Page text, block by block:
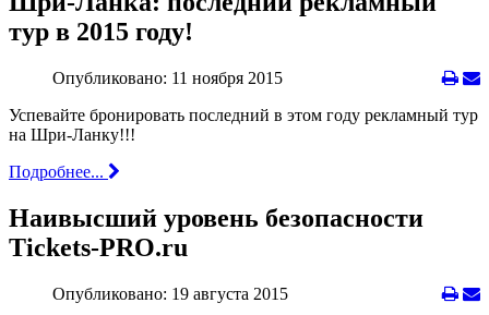
тур в 2015 году!
Опубликовано: 11 ноября 2015
Успевайте бронировать последний в этом году рекламный тур
на Шри-Ланку!!!
Подробнее...
Наивысший уровень безопасности
Tickets-PRO.ru
Опубликовано: 19 августа 2015